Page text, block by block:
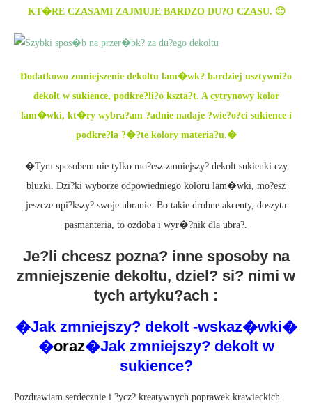
KT�RE CZASAMI ZAJMUJE BARDZO DU?O CZASU. 🙂
Dodatkowo zmniejszenie dekoltu lam�wk? bardziej usztywni?o
dekolt w sukience, podkre?li?o kszta?t. A cytrynowy kolor
lam�wki, kt�ry wybra?am ?adnie nadaje ?wie?o?ci sukience i
podkre?la ?�?te kolory materia?u.�
�Tym sposobem nie tylko mo?esz zmniejszy? dekolt sukienki czy
bluzki. Dzi?ki wyborze odpowiedniego koloru lam�wki, mo?esz
jeszcze upi?kszy? swoje ubranie. Bo takie drobne akcenty, doszyta
pasmanteria, to ozdoba i wyr�?nik dla ubra?.
Je?li chcesz pozna? inne sposoby na
zmniejszenie dekoltu, dziel? si? nimi w
tych artyku?ach :
�Jak zmniejszy? dekolt -wskaz�wki�
�oraz�Jak zmniejszy? dekolt w
sukience?
Pozdrawiam serdecznie i ?ycz? kreatywnych poprawek krawieckich